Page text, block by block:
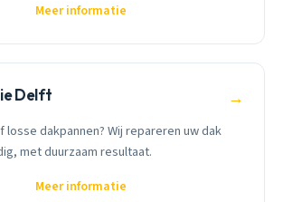
Meer informatie
Delft →
losse dakpannen? Wij repareren uw dak
met duurzaam resultaat.
Meer informatie